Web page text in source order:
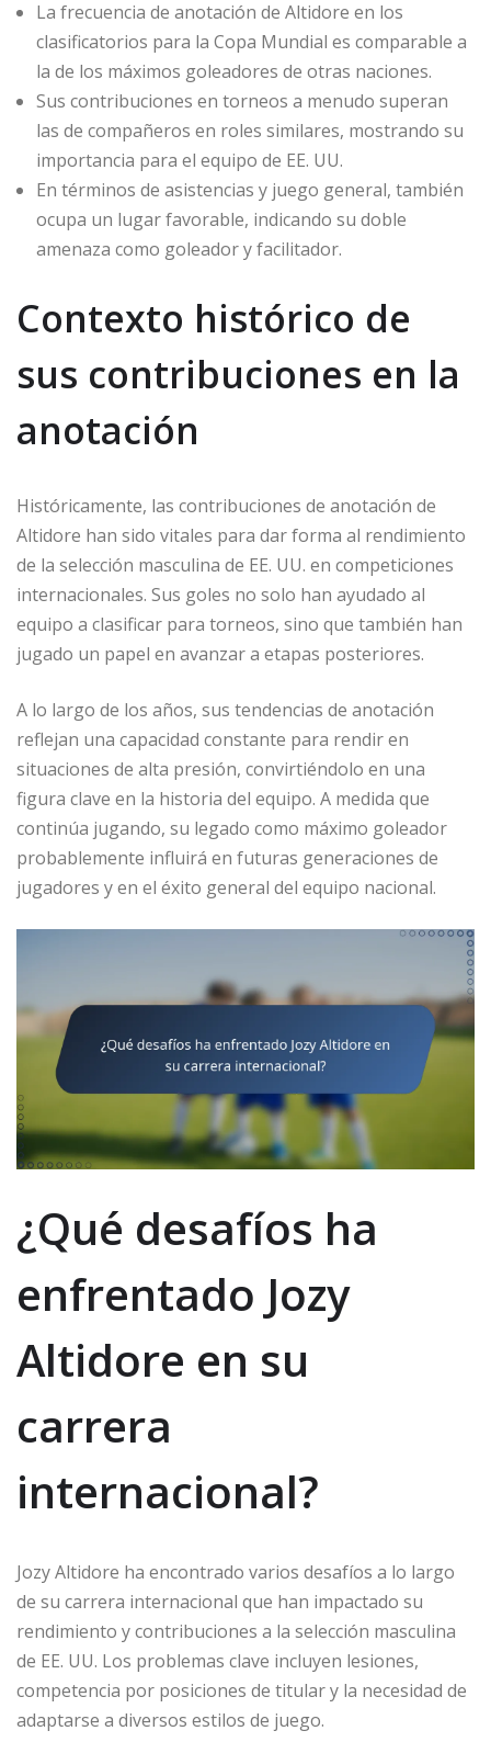
La frecuencia de anotación de Altidore en los
clasificatorios para la Copa Mundial es comparable a
la de los máximos goleadores de otras naciones.
Sus contribuciones en torneos a menudo superan
las de compañeros en roles similares, mostrando su
importancia para el equipo de EE. UU.
En términos de asistencias y juego general, también
ocupa un lugar favorable, indicando su doble
amenaza como goleador y facilitador.
Contexto histórico de
sus contribuciones en la
anotación
Históricamente, las contribuciones de anotación de
Altidore han sido vitales para dar forma al rendimiento
de la selección masculina de EE. UU. en competiciones
internacionales. Sus goles no solo han ayudado al
equipo a clasificar para torneos, sino que también han
jugado un papel en avanzar a etapas posteriores.
A lo largo de los años, sus tendencias de anotación
reflejan una capacidad constante para rendir en
situaciones de alta presión, convirtiéndolo en una
figura clave en la historia del equipo. A medida que
continúa jugando, su legado como máximo goleador
probablemente influirá en futuras generaciones de
jugadores y en el éxito general del equipo nacional.
¿Qué desafíos ha
enfrentado Jozy
Altidore en su
carrera
internacional?
Jozy Altidore ha encontrado varios desafíos a lo largo
de su carrera internacional que han impactado su
rendimiento y contribuciones a la selección masculina
de EE. UU. Los problemas clave incluyen lesiones,
competencia por posiciones de titular y la necesidad de
adaptarse a diversos estilos de juego.